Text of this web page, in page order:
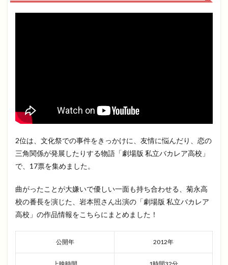
2位は、文化祭での事件をきっかけに、友情に悩んだり、恋の
三角関係が発展したりする物語「劇場版 私立バカレア高校」
で、17票を集めました。
曲がったことが大嫌いで優しい一面も持ち合わせる、菊永高
校の番長を演じた、岩本照さん出演の「劇場版 私立バカレア
高校」の作品情報をこちらにまとめました！
公開年 2012年